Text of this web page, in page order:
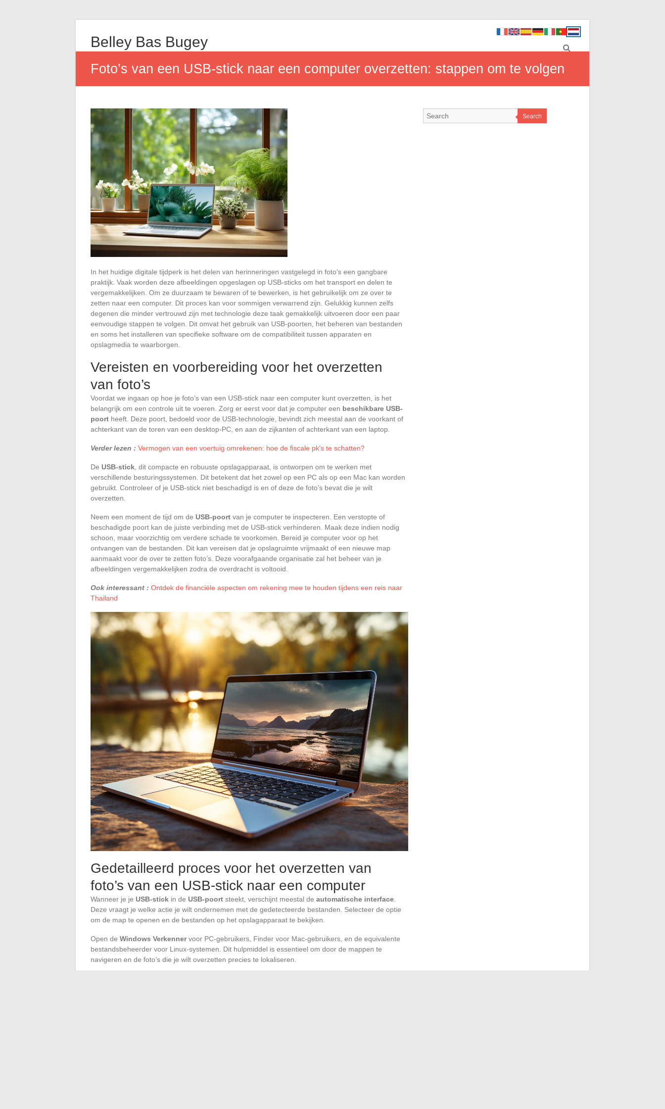
Belley Bas Bugey
Foto’s van een USB-stick naar een computer overzetten: stappen om te volgen
In het huidige digitale tijdperk is het delen van herinneringen vastgelegd in foto’s een gangbare
praktijk. Vaak worden deze afbeeldingen opgeslagen op USB-sticks om het transport en delen te
vergemakkelijken. Om ze duurzaam te bewaren of te bewerken, is het gebruikelijk om ze over te
zetten naar een computer. Dit proces kan voor sommigen verwarrend zijn. Gelukkig kunnen zelfs
degenen die minder vertrouwd zijn met technologie deze taak gemakkelijk uitvoeren door een paar
eenvoudige stappen te volgen. Dit omvat het gebruik van USB-poorten, het beheren van bestanden
en soms het installeren van specifieke software om de compatibiliteit tussen apparaten en
opslagmedia te waarborgen.
Vereisten en voorbereiding voor het overzetten
van foto’s
Voordat we ingaan op hoe je foto’s van een USB-stick naar een computer kunt overzetten, is het
belangrijk om een controle uit te voeren. Zorg er eerst voor dat je computer een beschikbare USB-
poort heeft. Deze poort, bedoeld voor de USB-technologie, bevindt zich meestal aan de voorkant of
achterkant van de toren van een desktop-PC, en aan de zijkanten of achterkant van een laptop.
Verder lezen : Vermogen van een voertuig omrekenen: hoe de fiscale pk's te schatten?
De USB-stick , dit compacte en robuuste opslagapparaat, is ontworpen om te werken met
verschillende besturingssystemen. Dit betekent dat het zowel op een PC als op een Mac kan worden
gebruikt. Controleer of je USB-stick niet beschadigd is en of deze de foto’s bevat die je wilt
overzetten.
Neem een moment de tijd om de USB-poort van je computer te inspecteren. Een verstopte of
beschadigde poort kan de juiste verbinding met de USB-stick verhinderen. Maak deze indien nodig
schoon, maar voorzichtig om verdere schade te voorkomen. Bereid je computer voor op het
ontvangen van de bestanden. Dit kan vereisen dat je opslagruimte vrijmaakt of een nieuwe map
aanmaakt voor de over te zetten foto’s. Deze voorafgaande organisatie zal het beheer van je
afbeeldingen vergemakkelijken zodra de overdracht is voltooid.
Ook interessant : Ontdek de financiële aspecten om rekening mee te houden tijdens een reis naar
Thailand
Gedetailleerd proces voor het overzetten van
foto’s van een USB-stick naar een computer
Wanneer je je USB-stick in de USB-poort steekt, verschijnt meestal de automatische interface
Deze vraagt je welke actie je wilt ondernemen met de gedetecteerde bestanden. Selecteer de optie
om de map te openen en de bestanden op het opslagapparaat te bekijken.
Open de Windows Verkennervoor PC-gebruikers, Finder voor Mac-gebruikers, en de equivalente
bestandsbeheerder voor Linux-systemen. Dit hulpmiddel is essentieel om door de mappen te
navigeren en de foto’s die je wilt overzetten precies te lokaliseren.
Search